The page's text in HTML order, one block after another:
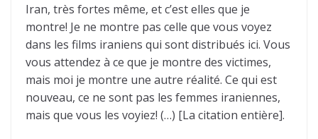
Iran, très fortes même, et c’est elles que je
montre! Je ne montre pas celle que vous voyez
dans les films iraniens qui sont distribués ici. Vous
vous attendez à ce que je montre des victimes,
mais moi je montre une autre réalité. Ce qui est
nouveau, ce ne sont pas les femmes iraniennes,
mais que vous les voyiez! (…) [La citation entière].